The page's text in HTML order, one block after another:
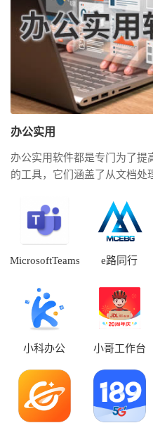
办公实用
办公实用软件都是专门为了提
的工具，它们涵盖了从文档处
队协作、日程安排等各个方面
完成各种工作任务，帮你节省
专注于思考和创意。掌握了
升一个台阶！
MicrosoftTeams
e路同行
小科办公 小哥工作台